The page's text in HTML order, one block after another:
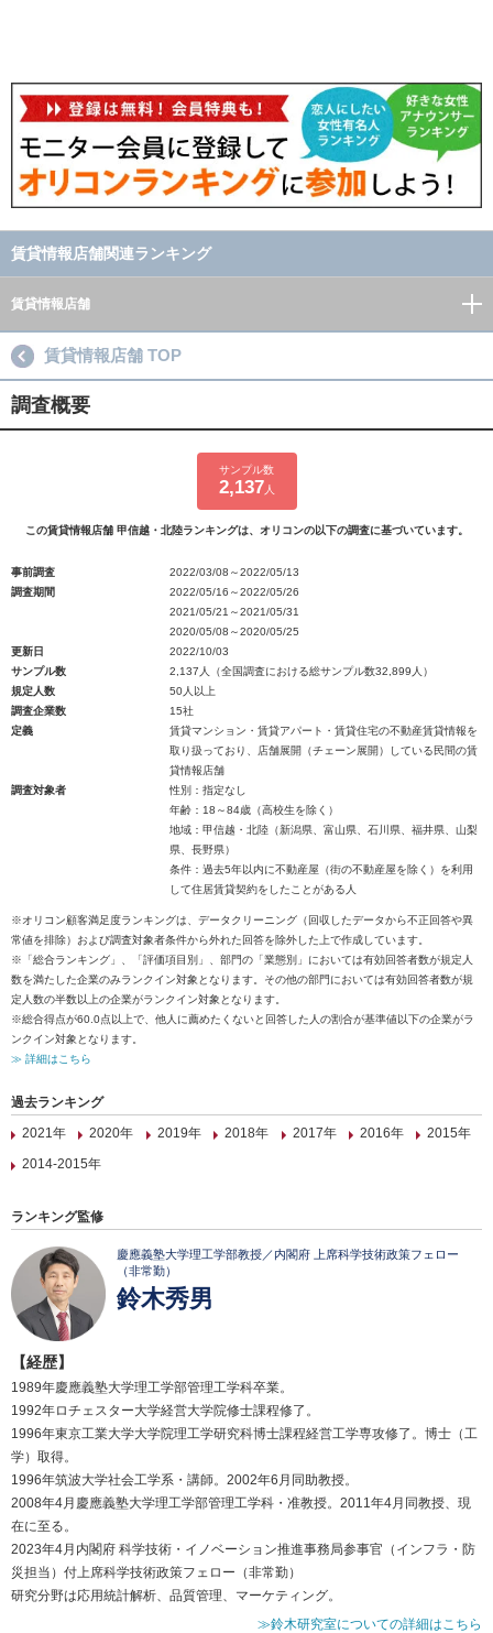
賃貸情報店舗関連ランキング
賃貸情報店舗
賃貸情報店舗 TOP
調査概要
サンプル数
2,137 人
この賃貸情報店舗 甲信越・北陸ランキングは、オリコンの以下の調査に基づいています。
事前調査
2022/03/08～2022/05/13
調査期間
2022/05/16～2022/05/26
2021/05/21～2021/05/31
2020/05/08～2020/05/25
更新日
2022/10/03
サンプル数
2,137人（全国調査における総サンプル数32,899人）
規定人数
50人以上
調査企業数
15社
定義
賃貸マンション・賃貸アパート・賃貸住宅の不動産賃貸情報を
取り扱っており、店舗展開（チェーン展開）している民間の賃
貸情報店舗
調査対象者
性別：指定なし
年齢：18～84歳（高校生を除く）
地域：甲信越・北陸（新潟県、富山県、石川県、福井県、山梨
県、長野県）
条件：過去5年以内に不動産屋（街の不動産屋を除く）を利用
して住居賃貸契約をしたことがある人
※オリコン顧客満足度ランキングは、データクリーニング（回収したデータから不正回答や異
常値を排除）および調査対象者条件から外れた回答を除外した上で作成しています。
※「総合ランキング」、「評価項目別」、部門の「業態別」においては有効回答者数が規定人
数を満たした企業のみランクイン対象となります。その他の部門においては有効回答者数が規
定人数の半数以上の企業がランクイン対象となります。
※総合得点が60.0点以上で、他人に薦めたくないと回答した人の割合が基準値以下の企業がラ
ンクイン対象となります。
≫ 詳細はこちら
過去ランキング
2021年
2020年 2019年 2018年 2017年 2016年
2015年
2014-2015年
ランキング監修
慶應義塾大学理工学部教授／内閣府 上席科学技術政策フェロー
（非常勤）
鈴木秀男
【経歴】
1989年慶應義塾大学理工学部管理工学科卒業。
1992年ロチェスター大学経営大学院修士課程修了。
1996年東京工業大学大学院理工学研究科博士課程経営工学専攻修了。博士（工
学）取得。
1996年筑波大学社会工学系・講師。2002年6月同助教授。
2008年4月慶應義塾大学理工学部管理工学科・准教授。2011年4月同教授、現
在に至る。
2023年4月内閣府 科学技術・イノベーション推進事務局参事官（インフラ・防
災担当）付上席科学技術政策フェロー（非常勤）
研究分野は応用統計解析、品質管理、マーケティング。
≫鈴木研究室についての詳細はこちら